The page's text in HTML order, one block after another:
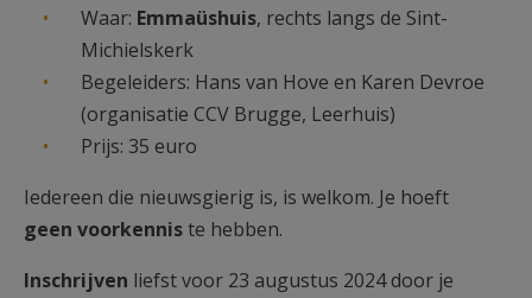
Waar: Emmaüshuis, rechts langs de Sint-
Michielskerk
Begeleiders: Hans van Hove en Karen Devroe
(organisatie CCV Brugge, Leerhuis)
Prijs: 35 euro
Iedereen die nieuwsgierig is, is welkom. Je hoeft
geen voorkenniste hebben.
Inschrijven liefst voor 23 augustus 2024 door je